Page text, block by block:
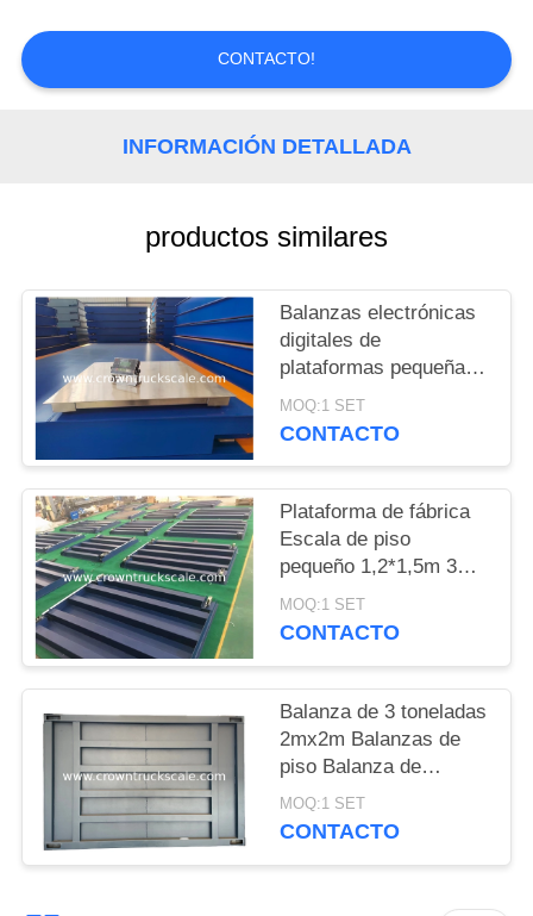
CONTACTO
MAPA
DEL
SITIO
PRIVACY
POLICY
CONTACTO!
INFORMACIÓN DETALLADA
productos similares
Balanzas electrónicas
digitales de
plataformas pequeñas
con alta precisión
MOQ:1 SET
CONTACTO
Plataforma de fábrica
Escala de piso
pequeño 1,2*1,5m 3
toneladas con entrega
rápida
MOQ:1 SET
CONTACTO
Balanza de 3 toneladas
2mx2m Balanzas de
piso Balanza de
plataforma
MOQ:1 SET
CONTACTO